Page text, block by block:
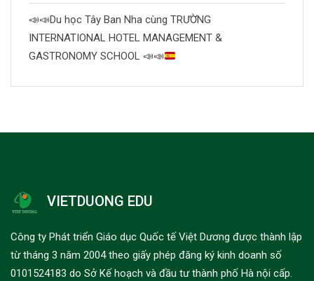
📣📣Du học Tây Ban Nha cùng TRƯỜNG
INTERNATIONAL HOTEL MANAGEMENT &
GASTRONOMY SCHOOL 📣📣
VIETDUONG EDU
Công ty Phát triển Giáo dục Quốc tế Việt Dương được thành lập
từ tháng 3 năm 2004 theo giấy phép đăng ký kinh doanh số
0101524183 do Sở Kế hoạch và đầu tư thành phố Hà nội cấp.